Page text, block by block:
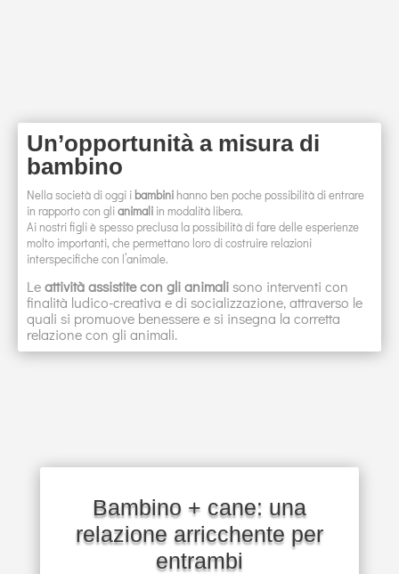
Un’opportunità a misura di
bambino
Nella società di oggi i bambini hanno ben poche possibilità di entrare
in rapporto con glianimali in modalità libera.
Ai nostri figli è spesso preclusa la possibilità di fare delle esperienze
molto importanti, che permettano loro di costruire relazioni
interspecifiche con l’animale.
Leattività assistite con gli animalisono interventi con
finalità ludico-creativa e di socializzazione, attraverso le
quali si promuove benessere e si insegna la corretta
relazione con gli animali.
Bambino + cane: una
relazione arricchente per
entrambi